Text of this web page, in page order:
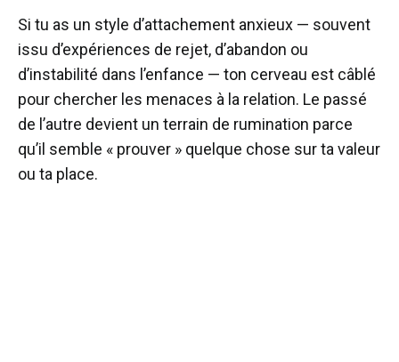
Si tu as un style d’attachement anxieux — souvent
issu d’expériences de rejet, d’abandon ou
d’instabilité dans l’enfance — ton cerveau est câblé
pour chercher les menaces à la relation. Le passé
de l’autre devient un terrain de rumination parce
qu’il semble « prouver » quelque chose sur ta valeur
ou ta place.